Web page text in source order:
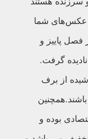
عکس‌های شما
فصل پاییز و
گرفت.
از برف
بوده و